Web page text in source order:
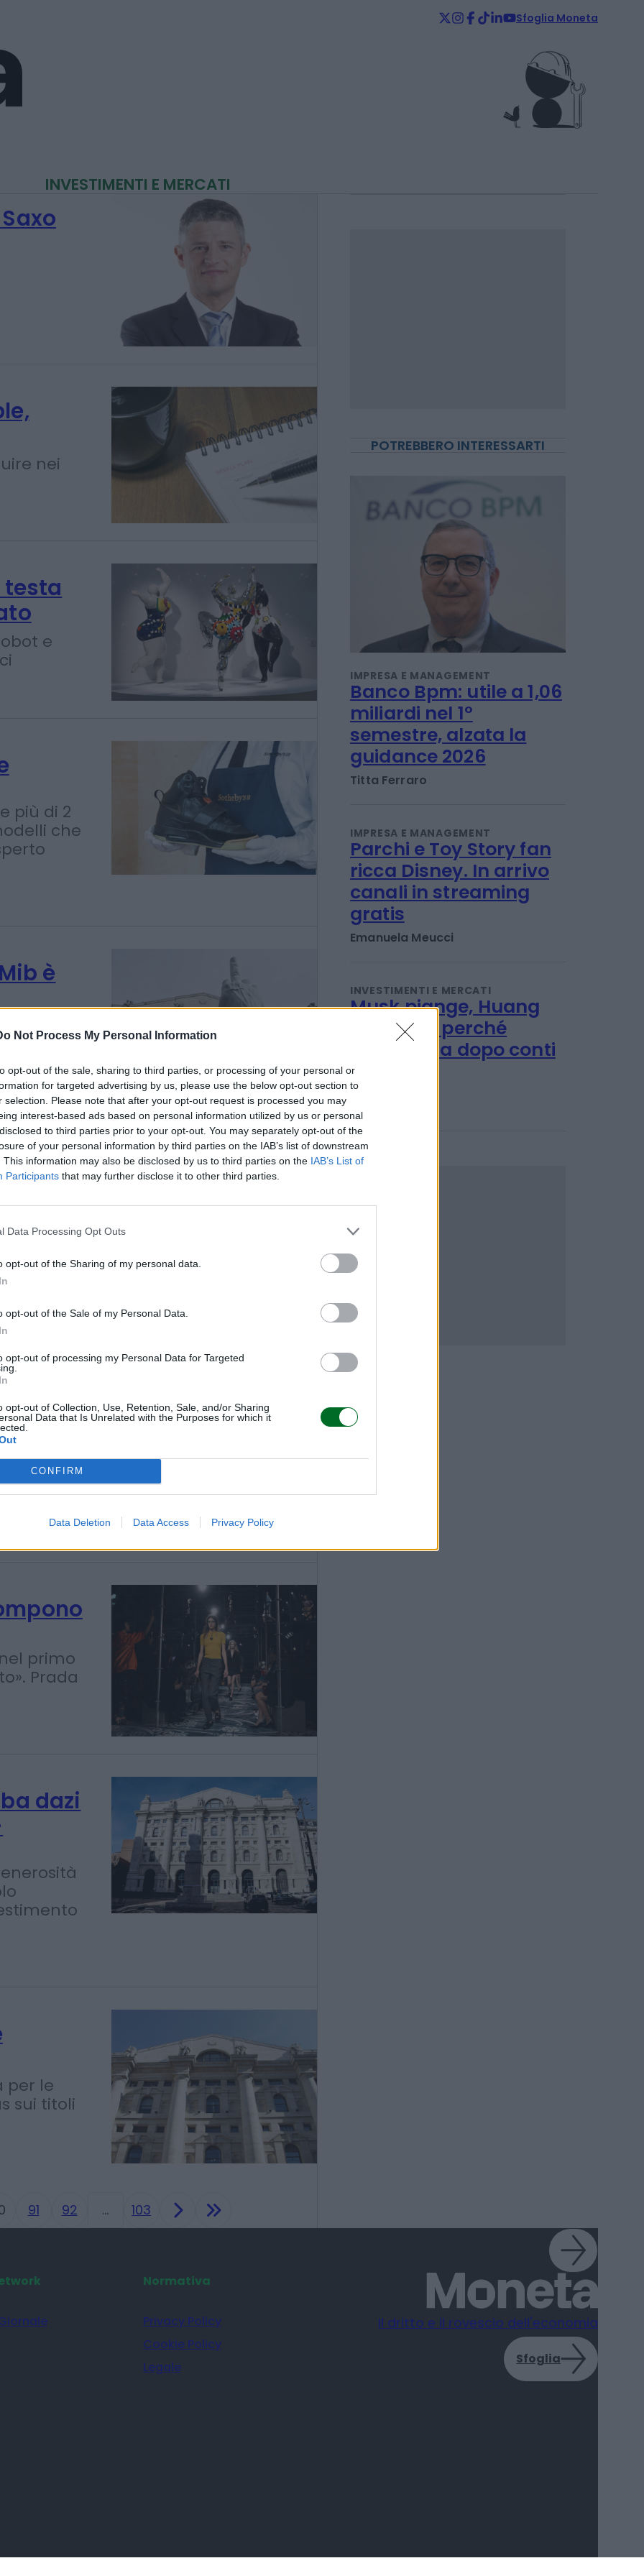
Not Process My Personal Information
opt-out of the sale, sharing to third parties, or processing of your personal or
for targeted advertising by us, please use the below opt-out section to
selection. Please note that after your opt-out request is processed you may
interest-based ads based on personal information utilized by us or personal
to third parties prior to your opt-out. You may separately opt-out of the
of your personal information by third parties on the IAB’s list of downstream
This information may also be disclosed by us to third parties on the IAB’s List of
Participants that may further disclose it to other third parties.
Data Processing Opt Outs
opt-out of the Sharing of my personal data.
opt-out of the Sale of my Personal Data.
opt-out of processing my Personal Data for Targeted
opt-out of Collection, Use, Retention, Sale, and/or Sharing
Data that Is Unrelated with the Purposes for which it
CONFIRM
Data Deletion Data Access Privacy Policy
Sfoglia Moneta
INVESTIMENTI E MERCATI
nei
di 2
che
è
sono
a fronte
rischio.
da
ancora
paletti
primo
dazi
le
91 103
POTREBBERO INTERESSARTI
IMPRESA E MANAGEMENT
Banco Bpm: utile a 1,06
miliardi nel 1°
Titta Ferraro
IMPRESA E MANAGEMENT
Parchi e Toy Story fan
ricca Disney. In arrivo
Emanuela Meucci
INVESTIMENTI E MERCATI
Musk piange, Huang
ride. Ecco perché
Nvidia vola dopo conti
SpaceX
Titta Ferraro
Normativa
Il dritto e il rovescio dell'economia